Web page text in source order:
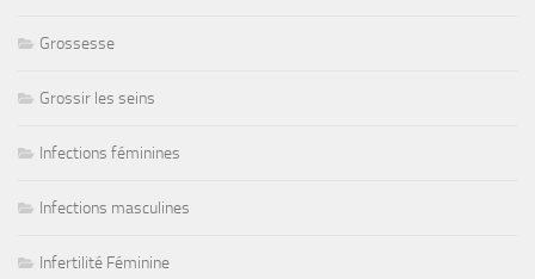
Grossesse
Grossir les seins
Infections féminines
Infections masculines
Infertilité Féminine